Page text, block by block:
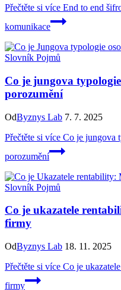
Přečtěte si více End to end
komunikace
Slovník Pojmů
Co je jungova
porozumění
OdByznys Lab 7. 7. 2025
Přečtěte si více Co je jungova
porozumění
Slovník Pojmů
Co je ukazatele
firmy
OdByznys Lab 18. 11. 2025
Přečtěte si více Co je
firmy